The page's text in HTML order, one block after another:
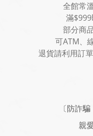
全館常
滿$999
部分商
可ATM、
退貨請利用訂
〔防詐
親